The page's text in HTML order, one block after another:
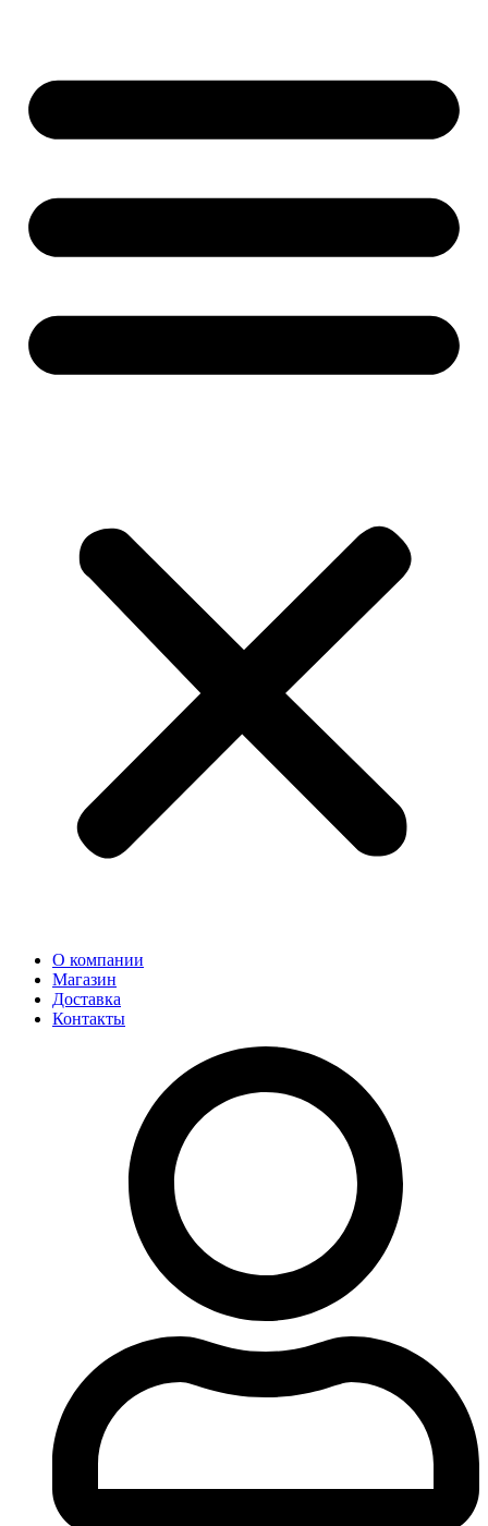
О компании
Магазин
Доставка
Контакты